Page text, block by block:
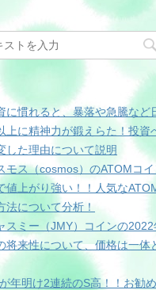
に慣れると、暴落や急騰など
上に精神力が鍛えらた！投資
した理由について説明
モス（cosmos）のATOMコイ
値上がり強い！！人気な
法について分析！
スミー（JMY）コインの2022
将来性について、価格は一体
年明け2連続のS高！！お勧め